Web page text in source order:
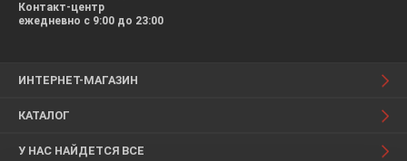
Контакт-центр
ежедневно с 9:00 до 23:00
ИНТЕРНЕТ-МАГАЗИН
КАТАЛОГ
У НАС НАЙДЕТСЯ ВСЕ